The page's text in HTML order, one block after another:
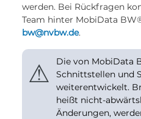
werden. Bei Rückfragen
Team hinter MobiData
bw@nvbw.de.
⚠
Die von MobiData
Schnittstellen und
weiterentwickelt.
heißt nicht-
Änderungen,